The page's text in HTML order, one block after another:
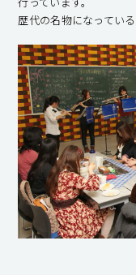
歴代の名物になってい